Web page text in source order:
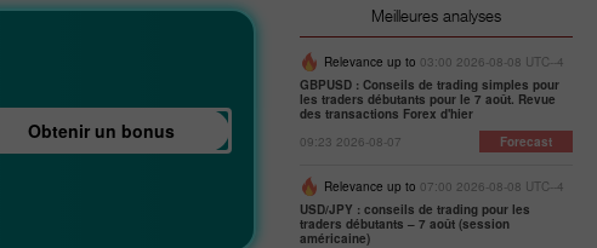
Obtenir un bonus
Meilleures analyses
Relevance up to 03:00 2026-08-08 UTC--4
GBPUSD : Conseils de trading simples pour
les traders débutants pour le 7 août. Revue
des transactions Forex d'hier
09:23 2026-08-07
Forecast
Relevance up to 07:00 2026-08-08 UTC--4
USD/JPY : conseils de trading pour les
traders débutants – 7 août (session
américaine)